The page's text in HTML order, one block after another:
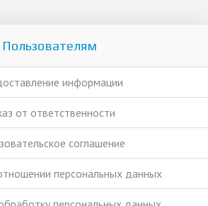
Пользователям
информации
от ответственности
соглашение
персональных данных